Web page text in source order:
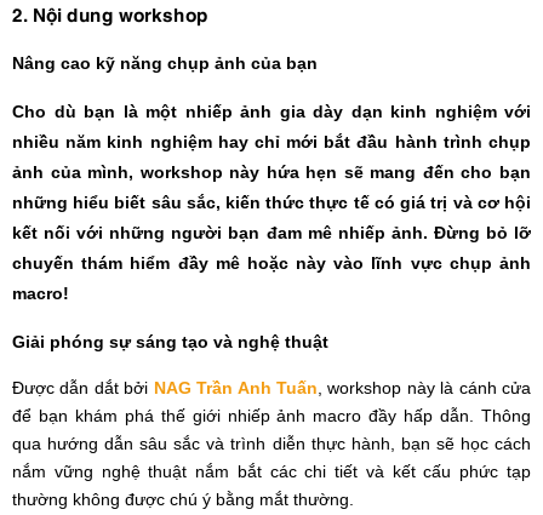
2. Nội dung workshop
Nâng cao kỹ năng chụp ảnh của bạn
Cho dù bạn là một nhiếp ảnh gia dày dạn kinh nghiệm với
nhiều năm kinh nghiệm hay chỉ mới bắt đầu hành trình chụp
ảnh của mình, workshop này hứa hẹn sẽ mang đến cho bạn
những hiểu biết sâu sắc, kiến ​​thức thực tế có giá trị và cơ hội
kết nối với những người bạn đam mê nhiếp ảnh. Đừng bỏ lỡ
chuyến thám hiểm đầy mê hoặc này vào lĩnh vực chụp ảnh
macro!
Giải phóng sự sáng tạo và nghệ thuật
Được dẫn dắt bởi NAG Trần Anh Tuấn, workshop này là cánh cửa
để bạn khám phá thế giới nhiếp ảnh macro đầy hấp dẫn. Thông
qua hướng dẫn sâu sắc và trình diễn thực hành, bạn sẽ học cách
nắm vững nghệ thuật nắm bắt các chi tiết và kết cấu phức tạp
thường không được chú ý bằng mắt thường.